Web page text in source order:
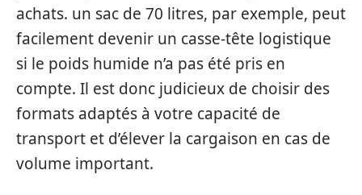
achats. un sac de 70 litres, par exemple, peut
facilement devenir un casse-tête logistique
si le poids humide n’a pas été pris en
compte. Il est donc judicieux de choisir des
formats adaptés à votre capacité de
transport et d’élever la cargaison en cas de
volume important.